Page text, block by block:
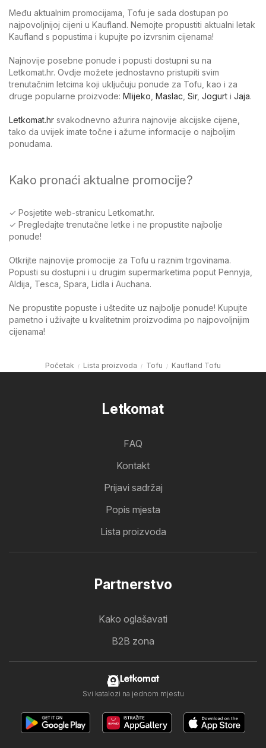
Među aktualnim promocijama, Tofu je sada dostupan po
najpovoljnijoj cijeni u Kaufland. Nemojte propustiti aktualni letak
Kaufland s popustima i kupujte po izvrsnim cijenama!
Najnovije posebne ponude i popusti dostupni su na
Letkomat.hr. Ovdje možete jednostavno pristupiti svim
trenutačnim letcima koji uključuju ponude za Tofu, kao i za
druge popularne proizvode: Mlijeko Maslac Sir, Jogurt i Jaja.
Letkomat.hr svakodnevno ažurira najnovije akcijske cijene,
tako da uvijek imate točne i ažurne informacije o najboljim
ponudama.
Kako pronaći aktualne promocije?
✓ Posjetite web-stranicu Letkomat.hr.
✓ Pregledajte trenutačne letke i ne propustite najbolje
ponude!
Otkrijte najnovije promocije za Tofu u raznim trgovinama.
Popusti su dostupni i u drugim supermarketima poput Pennyja,
Aldija, Tesca, Spara, Lidla i Auchana.
Ne propustite popuste i uštedite uz najbolje ponude! Kupujte
pametno i uživajte u kvalitetnim proizvodima po najpovoljnijim
cijenama!
Početak Lista proizvoda Tofu Kaufland Tofu
Letkomat
FAQ
Kontakt
Prijavi sadržaj
Popis mjesta
Lista proizvoda
Partnerstvo
Kako oglašavati
B2B zona
Letkomat
Svi katalozi na jednom mjestu